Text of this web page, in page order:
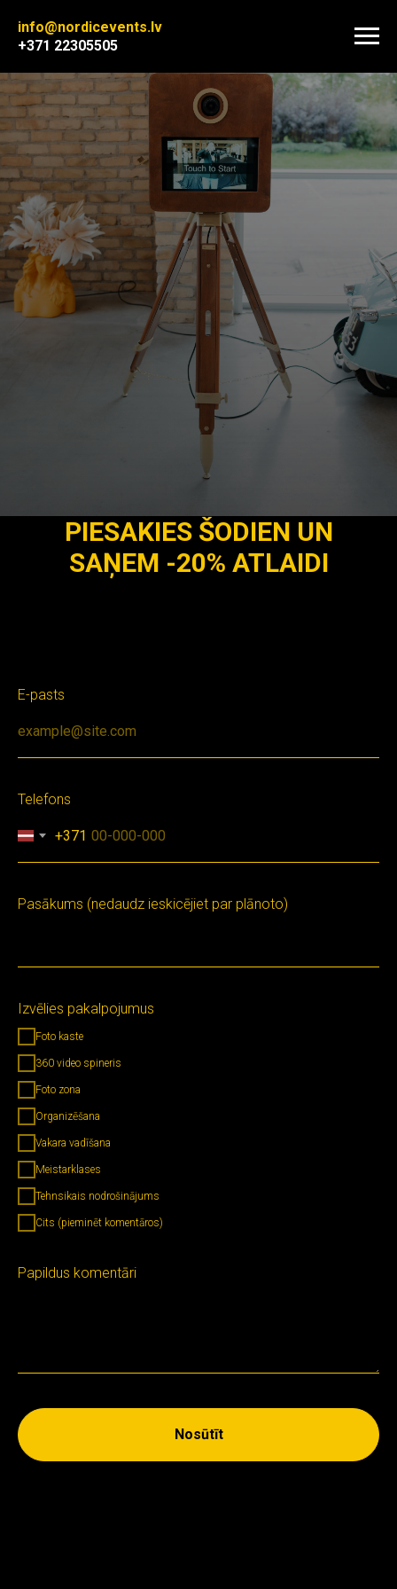
info@nordicevents.lv
+371 22305505
PIESAKIES ŠODIEN UN
SAŅEM -20% ATLAIDI
E-pasts
Telefons
+371
Pasākums (nedaudz ieskicējiet par plānoto)
Izvēlies pakalpojumus
Foto kaste
360 video spineris
Foto zona
Organizēšana
Vakara vadīšana
Meistarklases
Tehnsikais nodrošinājums
Cits (pieminēt komentāros)
Papildus komentāri
Nosūtīt